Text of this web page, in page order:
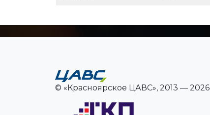
© «Красноярское ЦАВС», 2013 — 2026